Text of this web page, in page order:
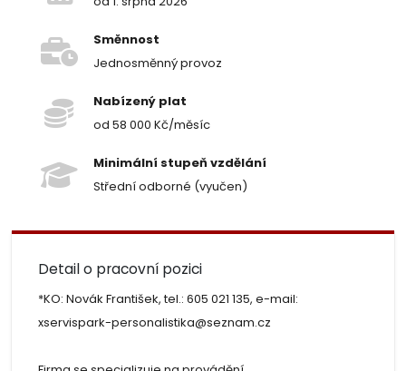
Směnnost
Jednosměnný provoz
Nabízený plat
od 58 000 Kč/měsíc
Minimální stupeň vzdělání
Střední odborné (vyučen)
Detail o pracovní pozici
*KO: Novák František, tel.: 605 021 135, e-mail:
xservispark-personalistika@seznam.cz